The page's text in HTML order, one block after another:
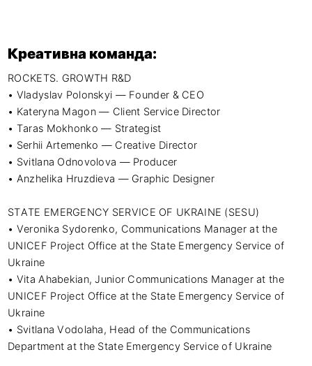
Креативна команда:
ROCKETS. GROWTH R&D
• Vladyslav Polonskyi — Founder & CEO
• Kateryna Magon — Client Service Director
• Taras Mokhonko — Strategist
• Serhii Artemenko — Creative Director
• Svitlana Odnovolova — Producer
• Anzhelika Hruzdieva — Graphic Designer
STATE EMERGENCY SERVICE OF UKRAINE (SESU)
• Veronika Sydorenko, Communications Manager at the
UNICEF Project Office at the State Emergency Service of
Ukraine
• Vita Ahabekian, Junior Communications Manager at the
UNICEF Project Office at the State Emergency Service of
Ukraine
• Svitlana Vodolaha, Head of the Communications
Department at the State Emergency Service of Ukraine